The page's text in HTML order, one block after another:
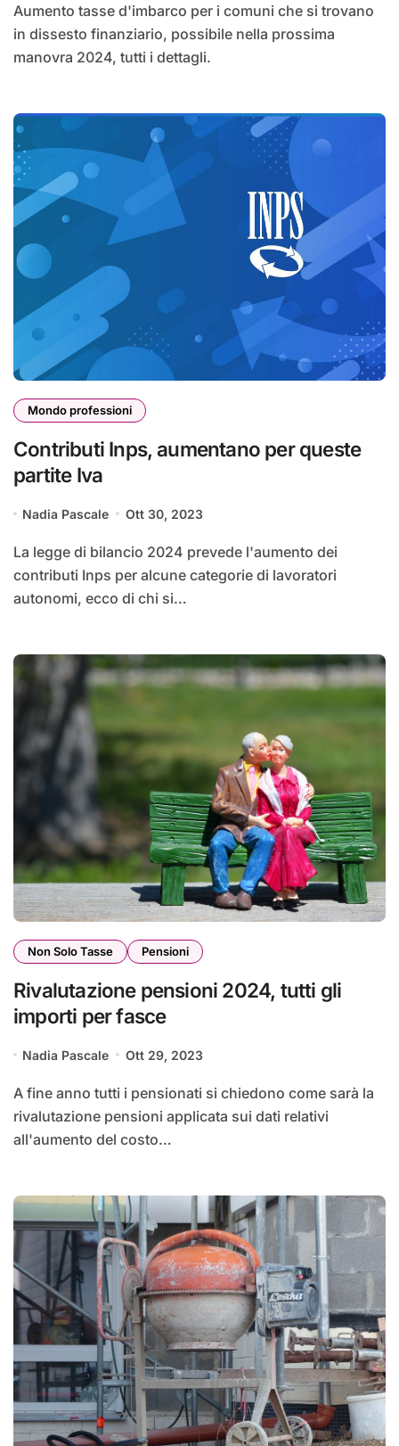
Aumento tasse d'imbarco per i comuni che si trovano
in dissesto finanziario, possibile nella prossima
manovra 2024, tutti i dettagli.
Mondo professioni
Contributi Inps, aumentano per queste
partite Iva
Nadia Pascale Ott 30, 2023
La legge di bilancio 2024 prevede l'aumento dei
contributi Inps per alcune categorie di lavoratori
autonomi, ecco di chi si…
Non Solo Tasse Pensioni
Rivalutazione pensioni 2024, tutti gli
importi per fasce
Nadia Pascale Ott 29, 2023
A fine anno tutti i pensionati si chiedono come sarà la
rivalutazione pensioni applicata sui dati relativi
all'aumento del costo…